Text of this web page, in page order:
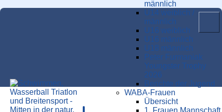
männlich
U14 weiblich /
männlich
U16 weiblich
U16 männlich
U18 männlich
Peter Furmaniak
Youngster Trophy
2026
Berichte der Jugend
WABA-Frauen
Übersicht
1. Frauen Mannschaft
TRI-News